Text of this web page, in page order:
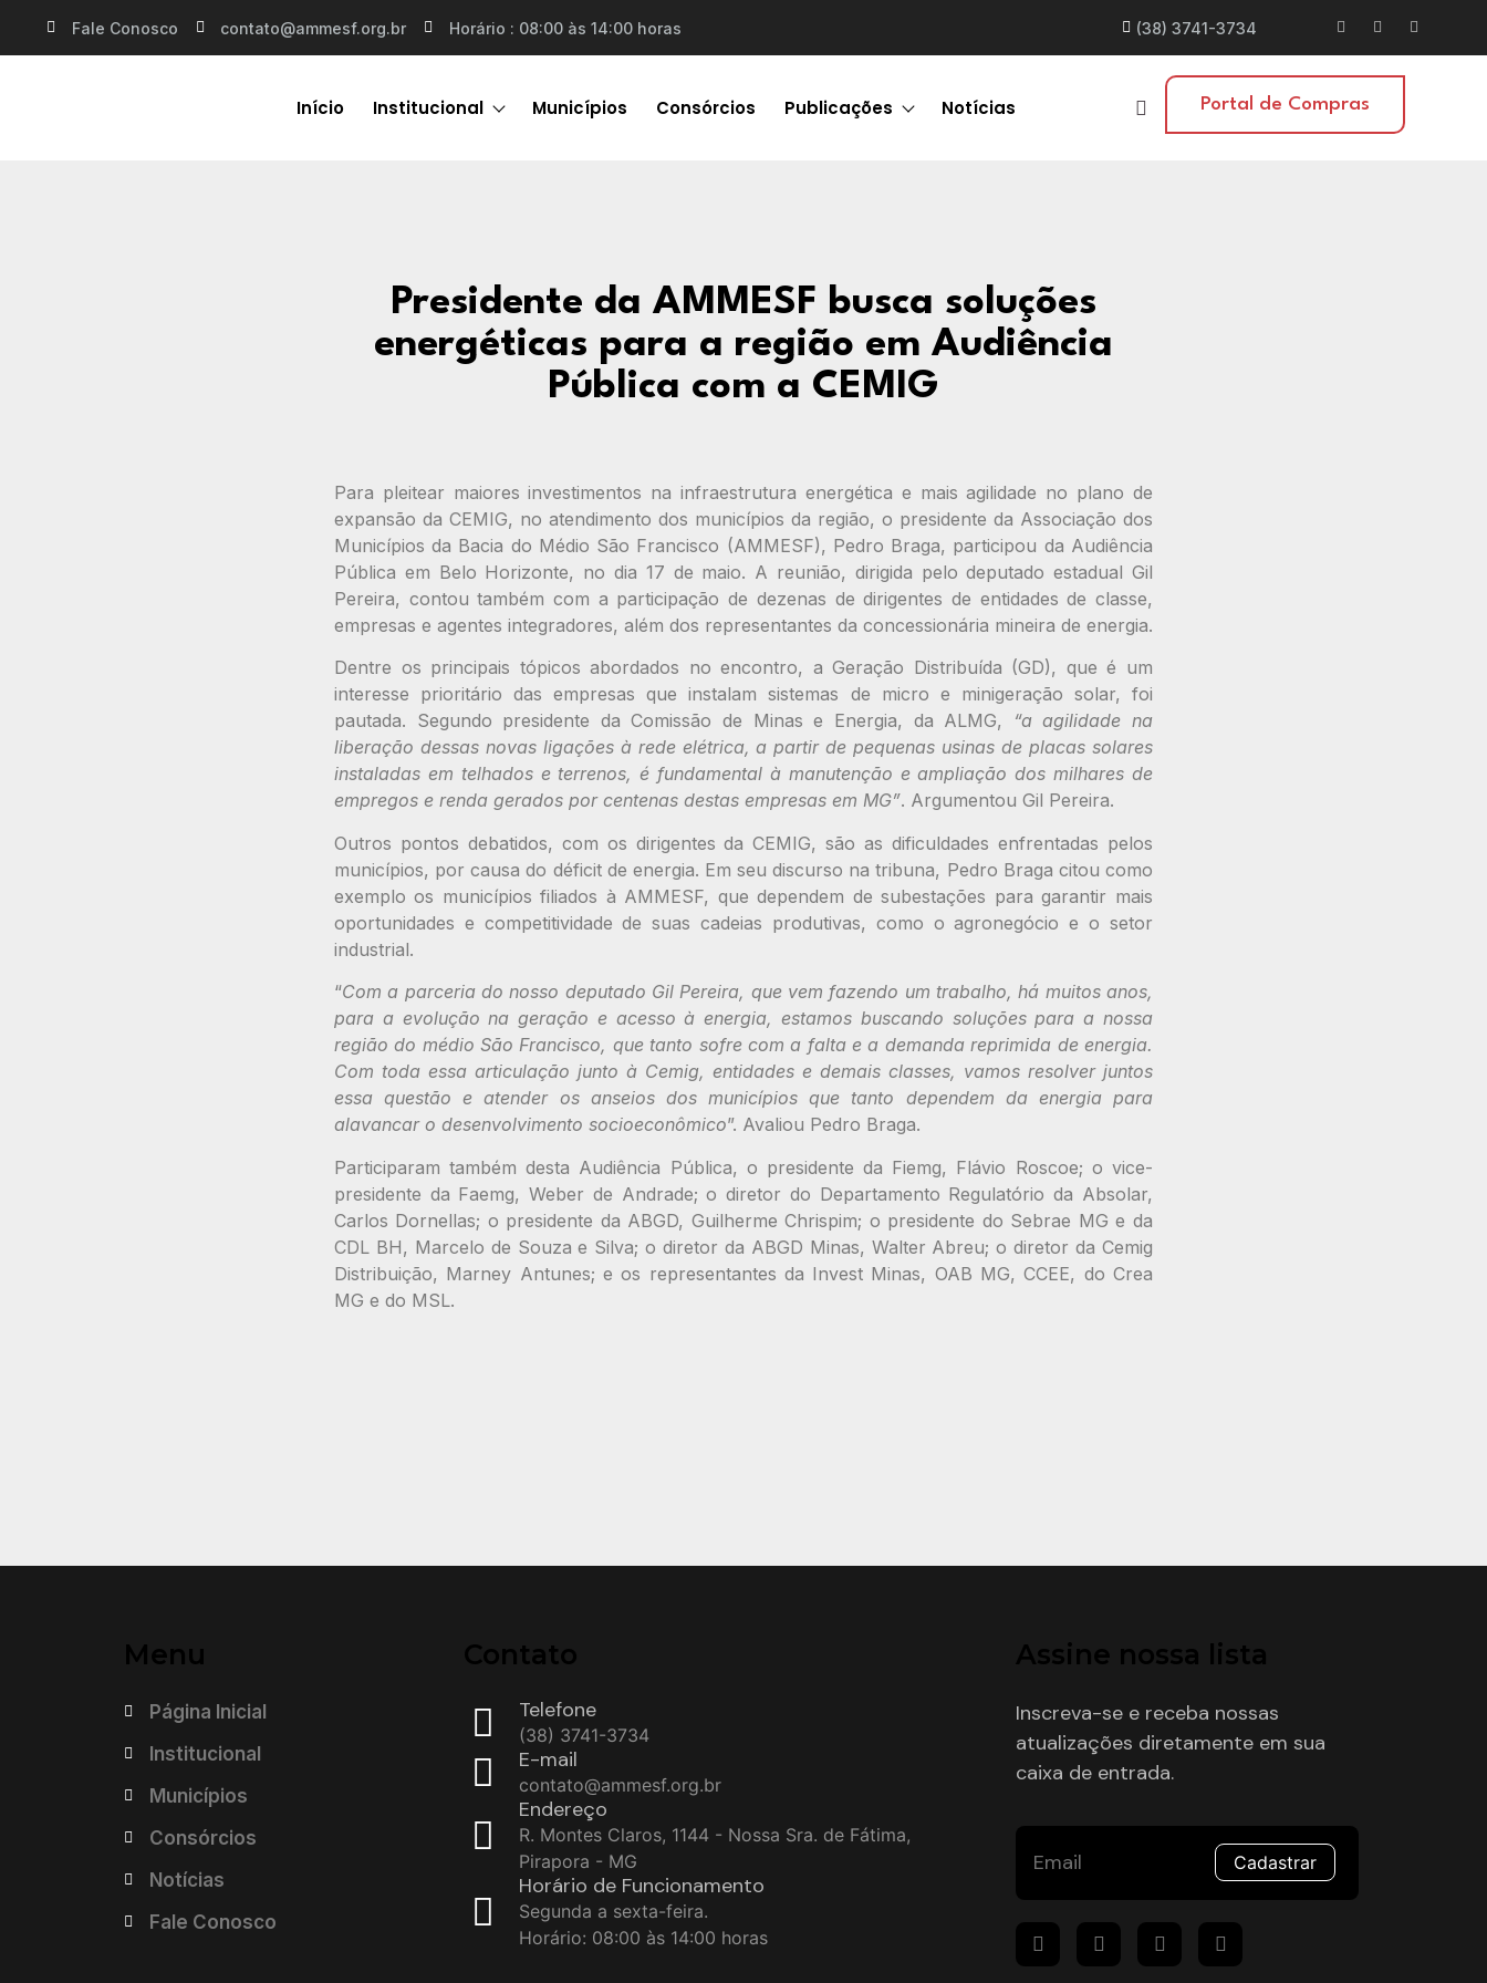
Fale Conosco contato@ammesf.org.br Horário : 08:00 às 14:00 horas (38) 3741-3734
Início Institucional Municípios Consórcios Publicações Notícias Portal de Compras
Presidente da AMMESF busca soluções
energéticas para a região em Audiência
Pública com a CEMIG
Para pleitear maiores investimentos na infraestrutura energética e mais agilidade no plano de
expansão da CEMIG, no atendimento dos municípios da região, o presidente da Associação dos
Municípios da Bacia do Médio São Francisco (AMMESF), Pedro Braga, participou da Audiência
Pública em Belo Horizonte, no dia 17 de maio. A reunião, dirigida pelo deputado estadual Gil
Pereira, contou também com a participação de dezenas de dirigentes de entidades de classe,
empresas e agentes integradores, além dos representantes da concessionária mineira de energia.
Dentre os principais tópicos abordados no encontro, a Geração Distribuída (GD), que é um
interesse prioritário das empresas que instalam sistemas de micro e minigeração solar, foi
pautada. Segundo presidente da Comissão de Minas e Energia, da ALMG,
“a agilidade na
liberação dessas novas ligações à rede elétrica, a partir de pequenas usinas de placas solares
instaladas em telhados e terrenos, é fundamental à manutenção e ampliação dos milhares de
empregos e renda gerados por centenas destas empresas em MG”. Argumentou Gil Pereira.
Outros pontos debatidos, com os dirigentes da CEMIG, são as dificuldades enfrentadas pelos
municípios, por causa do déficit de energia. Em seu discurso na tribuna, Pedro Braga citou como
exemplo os municípios filiados à AMMESF, que dependem de subestações para garantir mais
oportunidades e competitividade de suas cadeias produtivas, como o agronegócio e o setor
industrial.
“Com a parceria do nosso deputado Gil Pereira, que vem fazendo um trabalho, há muitos anos,
para a evolução na geração e acesso à energia, estamos buscando soluções para a nossa
região do médio São Francisco, que tanto sofre com a falta e a demanda reprimida de energia.
Com toda essa articulação junto à Cemig, entidades e demais classes, vamos resolver juntos
essa questão e atender os anseios dos municípios que tanto dependem da energia para
alavancar o desenvolvimento socioeconômico”. Avaliou Pedro Braga.
Participaram também desta Audiência Pública, o presidente da Fiemg, Flávio Roscoe; o vice-
presidente da Faemg, Weber de Andrade; o diretor do Departamento Regulatório da Absolar,
Carlos Dornellas; o presidente da ABGD, Guilherme Chrispim; o presidente do Sebrae MG e da
CDL BH, Marcelo de Souza e Silva; o diretor da ABGD Minas, Walter Abreu; o diretor da Cemig
Distribuição, Marney Antunes; e os representantes da Invest Minas, OAB MG, CCEE, do Crea
MG e do MSL.
Menu
Página Inicial
Institucional
Municípios
Consórcios
Notícias
Fale Conosco
Contato
Telefone
(38) 3741-3734
E-mail
contato@ammesf.org.br
Endereço
R. Montes Claros, 1144 - Nossa Sra. de Fátima,
Pirapora - MG
Horário de Funcionamento
Segunda a sexta-feira.
Horário: 08:00 às 14:00 horas
Assine nossa lista
Inscreva-se e receba nossas
atualizações diretamente em sua
caixa de entrada.
Cadastrar